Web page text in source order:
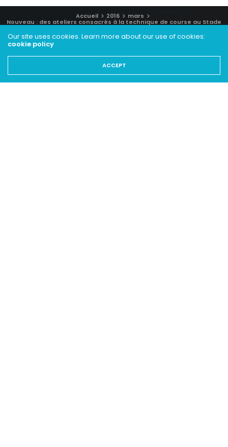
Accueil 2016 mars
Nouveau : des ateliers consacrés à la technique de course au Stade
Fallon
Our site uses cookies. Learn more about our use of cookies:
cookie policy
ACCEPT